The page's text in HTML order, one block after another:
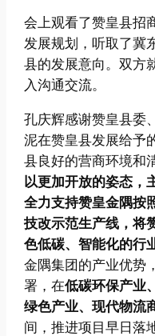
会上观看了赞皇县招
发展规划，听取了冀
县的发展意向。双方
入沟通交流。
孔庆辉感谢赞皇县委
泥在赞皇县发展给予
县良好的营商环境和
以更加开放的姿态，
全力支持赞皇金隅按
技改示范生产线，将
色低碳、智能化的行
金隅集团的产业优势
署，在低碳环保产业
绿色产业、现代物流
间，推进项目早日落